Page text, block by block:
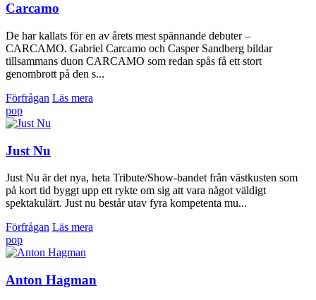
Carcamo
De har kallats för en av årets mest spännande debuter –
CARCAMO. Gabriel Carcamo och Casper Sandberg bildar
tillsammans duon CARCAMO som redan spås få ett stort
genombrott på den s...
Förfrågan Läs mera
pop
Just Nu
Just Nu är det nya, heta Tribute/Show-bandet från västkusten som
på kort tid byggt upp ett rykte om sig att vara något väldigt
spektakulärt. Just nu består utav fyra kompetenta mu...
Förfrågan Läs mera
pop
Anton Hagman